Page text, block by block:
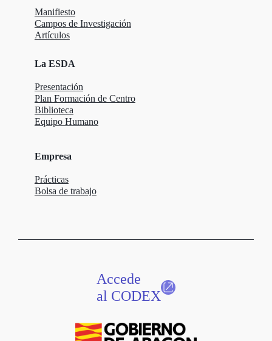
Manifiesto
Campos de Investigación
Artículos
La ESDA
Presentación
Plan Formación de Centro
Biblioteca
Equipo Humano
Empresa
Prácticas
Bolsa de trabajo
Accede
al CODEX